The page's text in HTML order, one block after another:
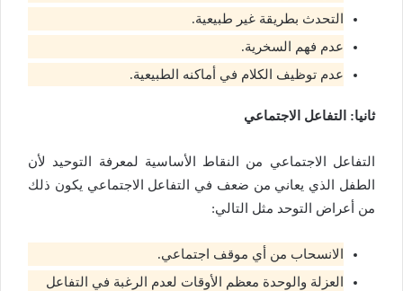
التحدث بطريقة غير طبيعية.
عدم فهم السخرية.
عدم توظيف الكلام في أماكنه الطبيعية.
ثانيا: التفاعل الاجتماعي
التفاعل الاجتماعي من النقاط الأساسية لمعرفة التوحيد لأن
الطفل الذي يعاني من ضعف في التفاعل الاجتماعي يكون ذلك
من أعراض التوحد مثل التالي:
الانسحاب من أي موقف اجتماعي.
العزلة والوحدة معظم الأوقات لعدم الرغبة في التفاعل